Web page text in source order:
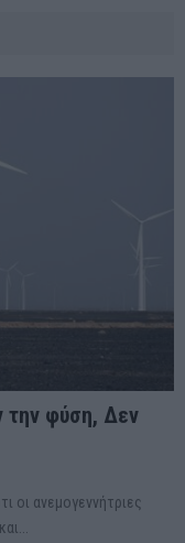
την φύση, Δεν
οι ανεμογεννήτριες